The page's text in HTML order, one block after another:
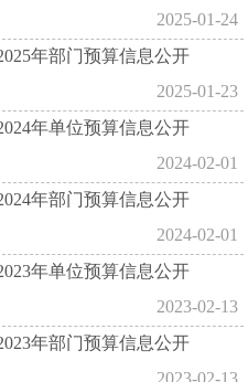
2025-01-24
年部门预算信息公开
2025-01-23
年单位预算信息公开
2024-02-01
年部门预算信息公开
2024-02-01
年单位预算信息公开
2023-02-13
年部门预算信息公开
2023-02-13